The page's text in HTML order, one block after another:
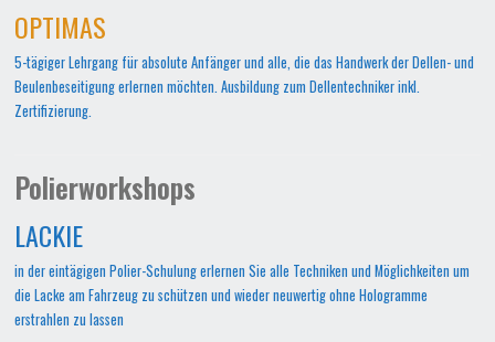
OPTIMAS
5-tägiger Lehrgang für absolute Anfänger und alle, die das Handwerk der Dellen- und
Beulenbeseitigung erlernen möchten. Ausbildung zum Dellentechniker inkl.
Zertifizierung.
Polierworkshops
LACKIE
in der eintägigen Polier-Schulung erlernen Sie alle Techniken und Möglichkeiten um
die Lacke am Fahrzeug zu schützen und wieder neuwertig ohne Hologramme
erstrahlen zu lassen